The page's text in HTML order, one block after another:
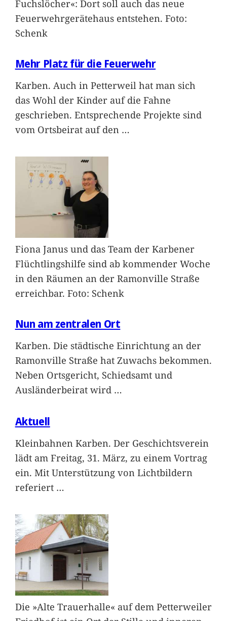
Fuchslöcher«: Dort soll auch das neue
Feuerwehrgerätehaus entstehen. Foto:
Schenk
Mehr Platz für die Feuerwehr
Karben. Auch in Petterweil hat man sich
das Wohl der Kinder auf die Fahne
geschrieben. Entsprechende Projekte sind
vom Ortsbeirat auf den …
Fiona Janus und das Team der Karbener
Flüchtlingshilfe sind ab kommender Woche
in den Räumen an der Ramonville Straße
erreichbar. Foto: Schenk
Nun am zentralen Ort
Karben. Die städtische Einrichtung an der
Ramonville Straße hat Zuwachs bekommen.
Neben Ortsgericht, Schiedsamt und
Ausländerbeirat wird …
Aktuell
Kleinbahnen Karben. Der Geschichtsverein
lädt am Freitag, 31. März, zu einem Vortrag
ein. Mit Unterstützung von Lichtbildern
referiert …
Die »Alte Trauerhalle« auf dem Petterweiler